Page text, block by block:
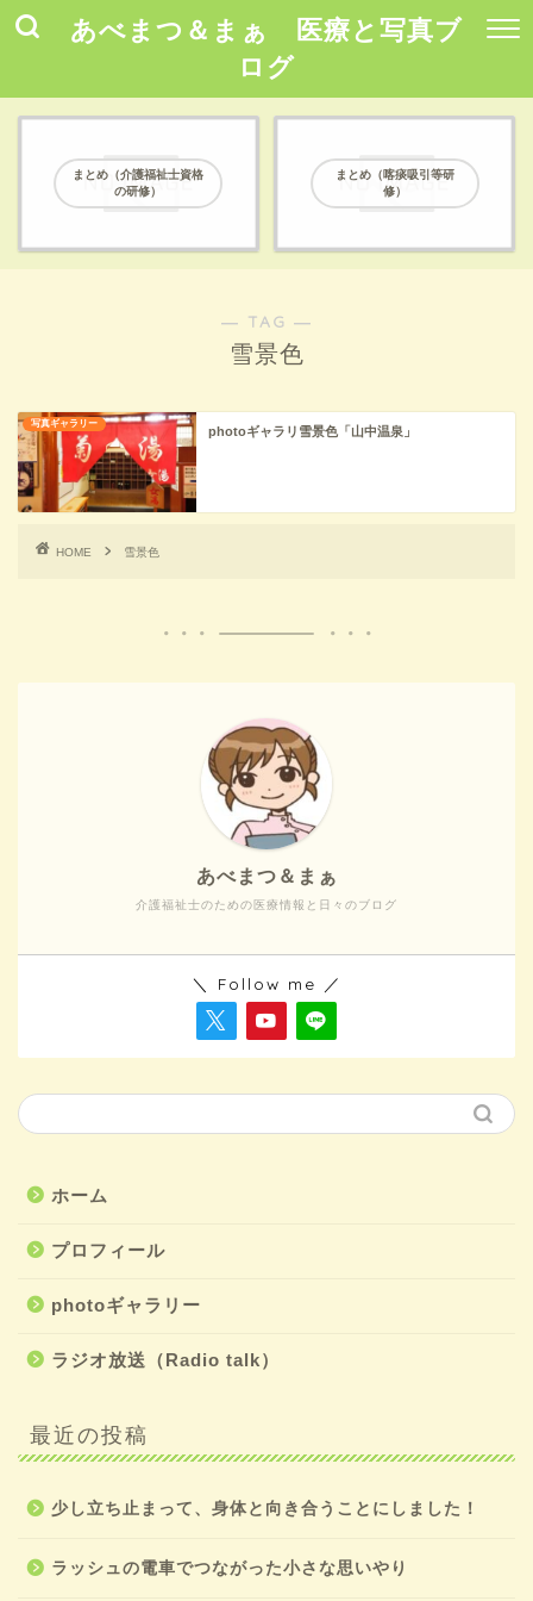
あべまつ＆まぁ 医療と写真ブ
ログ
まとめ（介護福祉士資格
の研修）
まとめ（喀痰吸引等研
修）
― TAG ―
雪景色
写真ギャラリー
photoギャラリ雪景色「山中温泉」
HOME 雪景色
介護福祉士のための医療情報と日々のブログ
あべまつ＆まぁ
＼ Follow me ／
ホーム
プロフィール
photoギャラリー
ラジオ放送（Radio talk）
最近の投稿
少し立ち止まって、身体と向き合うことにしました！
ラッシュの電車でつながった小さな思いやり